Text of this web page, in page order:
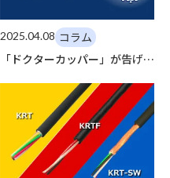
2025.04.08 コラム
「ドクターカッパー」が告げる